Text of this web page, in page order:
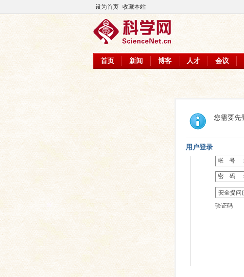
设为首页 收藏本站
首页 新闻 博客 人才 会议
您需要先
用户登录
帐 号 ：
密 码 ：
验证码